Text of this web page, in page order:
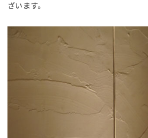
ざいます。